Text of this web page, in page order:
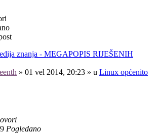
znanja - MEGAPOPIS RIJEŠENIH
» 01 vel 2014, 20:23 » u Linux općenito
Pogledano